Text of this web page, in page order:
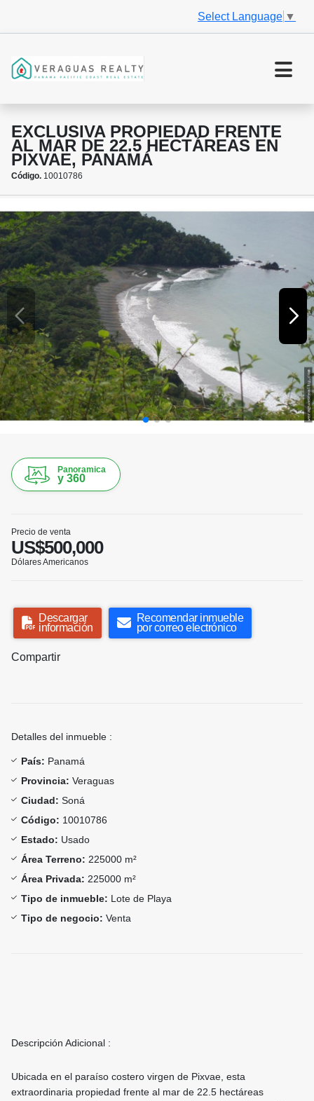
Select Language ▼
EXCLUSIVA PROPIEDAD FRENTE
AL MAR DE 22.5 HECTÁREAS EN
PIXVAE, PANAMÁ
Código. 10010786
Panoramica
y 360
Precio de venta
US$500,000
Dólares Americanos
Descargar
información
Recomendar inmueble
por correo electrónico
Compartir
Detalles del inmueble :
País: Panamá
Provincia: Veraguas
Ciudad: Soná
Código: 10010786
Estado: Usado
Área Terreno: 225000 m²
Área Privada: 225000 m²
Tipo de inmueble: Lote de Playa
Tipo de negocio: Venta
Descripción Adicional :
Ubicada en el paraíso costero virgen de Pixvae, esta
extraordinaria propiedad frente al mar de 22.5 hectáreas